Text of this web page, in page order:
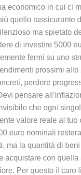
economico in cui ci
quello rassicurante
ma spietato
di investire 5000
fermi su uno
prossimi allo
perdere
pensare
che ogni
valore reale al tuo
euro nominali
ma la quantità di
acquistare con quella
Per questo il caro